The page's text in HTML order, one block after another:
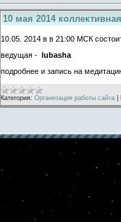
10 мая 2014
10.05. 2014 в в 21:00 МСК
ведущая - lubasha
подробнее и запись на
Категория: Организация работы сайта